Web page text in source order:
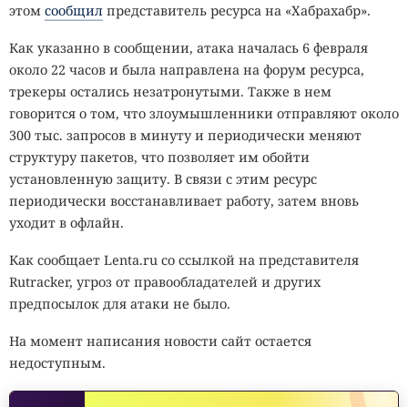
этом сообщил представитель ресурса на «Хабрахабр».
Как указанно в сообщении, атака началась 6 февраля
около 22 часов и была направлена на форум ресурса,
трекеры остались незатронутыми. Также в нем
говорится о том, что злоумышленники отправляют около
300 тыс. запросов в минуту и периодически меняют
структуру пакетов, что позволяет им обойти
установленную защиту. В связи с этим ресурс
периодически восстанавливает работу, затем вновь
уходит в офлайн.
Как сообщает Lenta.ru со ссылкой на представителя
Rutracker, угроз от правообладателей и других
предпосылок для атаки не было.
На момент написания новости сайт остается
недоступным.